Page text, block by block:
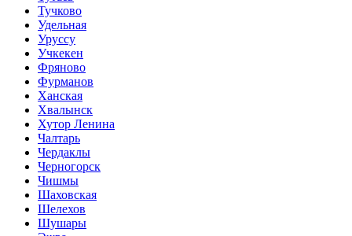
Тучково
Удельная
Уруссу
Учкекен
Фряново
Фурманов
Ханская
Хвалынск
Хутор Ленина
Чалтарь
Чердаклы
Черногорск
Чишмы
Шаховская
Шелехов
Шушары